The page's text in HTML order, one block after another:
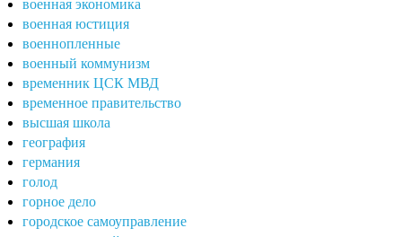
военная экономика
военная юстиция
военнопленные
военный коммунизм
временник ЦСК МВД
временное правительство
высшая школа
география
германия
голод
горное дело
городское самоуправление